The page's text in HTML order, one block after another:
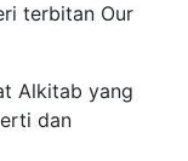
terbitan Our
Alkitab yang
dan